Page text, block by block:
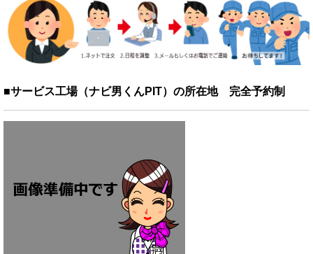
■サービス工場（ナビ男くんPIT）の所在地 完全予約制